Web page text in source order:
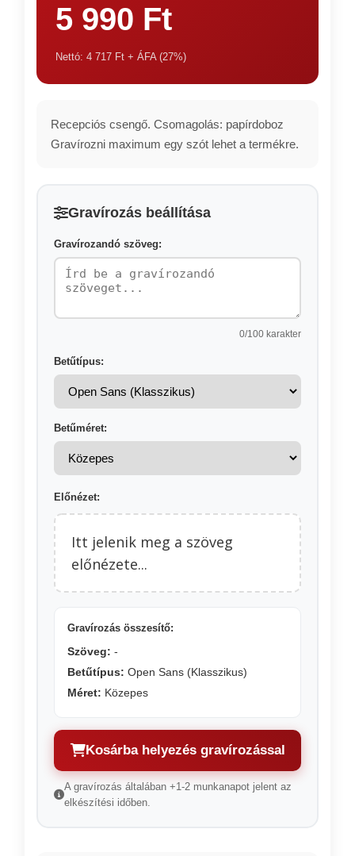
5 990 Ft
Nettó: 4 717 Ft + ÁFA (27%)
Recepciós csengő. Csomagolás: papírdoboz
Gravírozni maximum egy szót lehet a termékre.
Gravírozás beállítása
Gravírozandó szöveg:
0/100 karakter
Betűtípus:
Betűméret:
Előnézet:
Itt jelenik meg a szöveg
előnézete...
Gravírozás összesítő:
Szöveg: -
Betűtípus: Open Sans (Klasszikus)
Méret: Közepes
Kosárba helyezés gravírozással
A gravírozás általában +1-2 munkanapot jelent az
elkészítési időben.